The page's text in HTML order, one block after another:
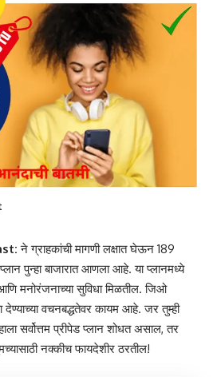
ने ग्राहकांची मागणी लक्षात घेऊन 189
पुन्हा बाजारात आणला आहे. या प्लानमध्ये
मनोरंजनाच्या सुविधा मिळतील. जिओ
वचनबद्धतेवर कायम आहे. जर तुम्ही
सर्वोत्तम प्रीपेड प्लान शोधत असाल, तर
नक्कीच फायदेशीर ठरतील!